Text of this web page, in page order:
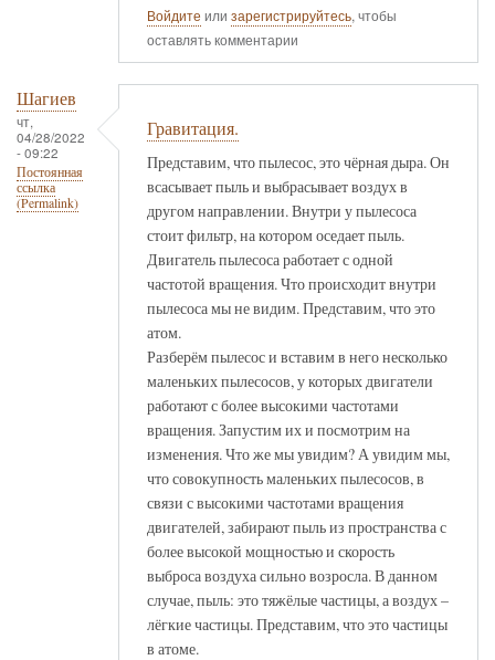
Войдите или зарегистрируйтесь, чтобы
оставлять комментарии
Шагиев
чт,
04/28/2022
- 09:22
Постоянная
ссылка
(Permalink)
Гравитация.
Представим, что пылесос, это чёрная дыра. Он
всасывает пыль и выбрасывает воздух в
другом направлении. Внутри у пылесоса
стоит фильтр, на котором оседает пыль.
Двигатель пылесоса работает с одной
частотой вращения. Что происходит внутри
пылесоса мы не видим. Представим, что это
атом.
Разберём пылесос и вставим в него несколько
маленьких пылесосов, у которых двигатели
работают с более высокими частотами
вращения. Запустим их и посмотрим на
изменения. Что же мы увидим? А увидим мы,
что совокупность маленьких пылесосов, в
связи с высокими частотами вращения
двигателей, забирают пыль из пространства с
более высокой мощностью и скорость
выброса воздуха сильно возросла. В данном
случае, пыль: это тяжёлые частицы, а воздух –
лёгкие частицы. Представим, что это частицы
в атоме.